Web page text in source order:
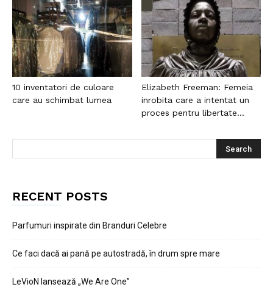
10 inventatori de culoare
care au schimbat lumea
Elizabeth Freeman: Femeia
inrobita care a intentat un
proces pentru libertate...
RECENT POSTS
Parfumuri inspirate din Branduri Celebre
Ce faci dacă ai pană pe autostradă, în drum spre mare
LeVioN lansează „We Are One”